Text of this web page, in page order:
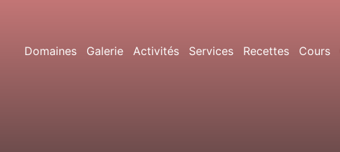
Domaines Galerie Activités Services Recettes Cours